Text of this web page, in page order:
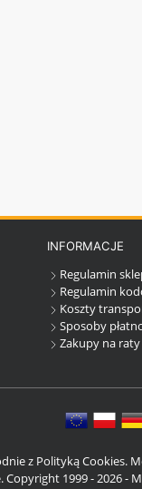
INFORMACJE
Regulamin
Regulamin
Koszty
Sposoby
Zakupy na raty
z Polityką
1999 - 2026 -